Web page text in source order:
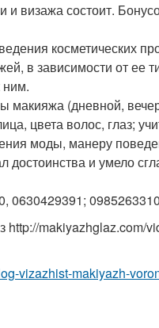
визажа состоит.
косметических
в зависимости от ее
ним.
макияжа (дневной,
цвета волос, глаз;
моды, манеру
и умело
0630429391;
makiyazhglaz.com/
vizazhist-makiyazh-